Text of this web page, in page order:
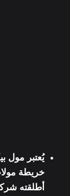
يُعتبر مول
خريطة
أطلقته